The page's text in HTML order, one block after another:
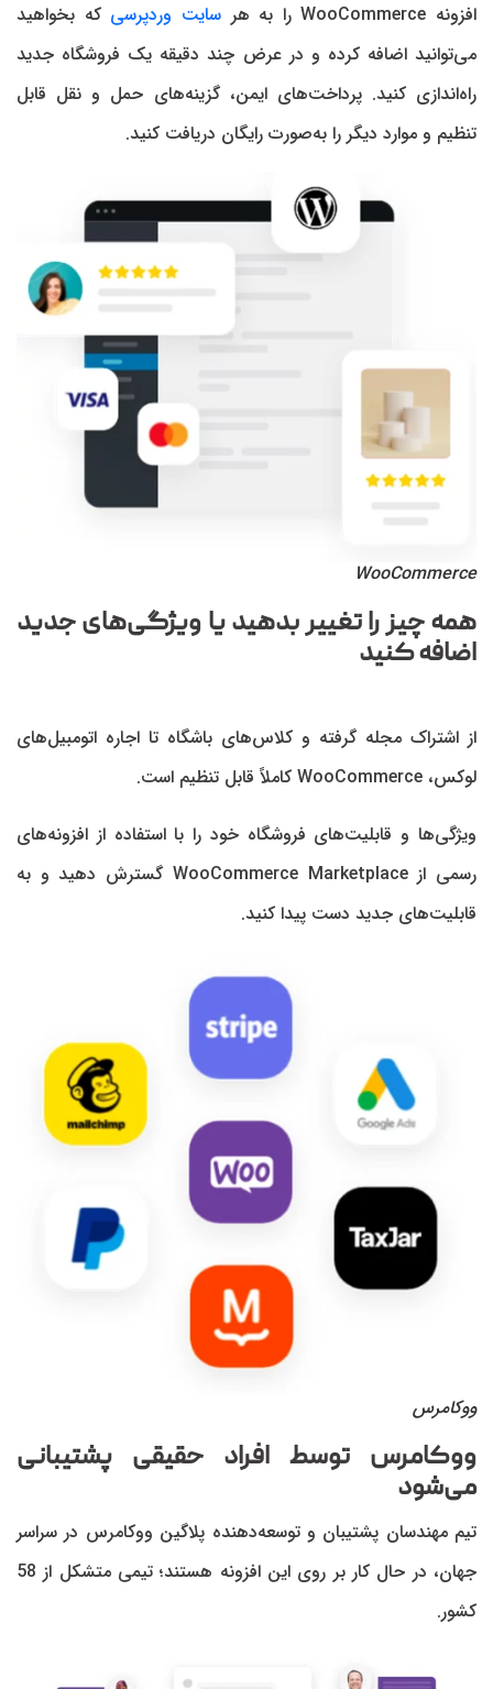
افزونه WooCommerce را به هر سایت وردپرسی که بخواهید
می‌توانید اضافه کرده و در عرض چند دقیقه یک فروشگاه جدید
راه‌اندازی کنید. پرداخت‌های ایمن، گزینه‌های حمل و نقل قابل
تنظیم و موارد دیگر را به‌صورت رایگان دریافت کنید.
WooCommerce
همه چیز را تغییر بدهید یا ویژگی‌های جدید
اضافه کنید
از اشتراک‌ مجله گرفته و کلاس‌های باشگاه تا اجاره اتومبیل‌های
لوکس، WooCommerce کاملاً قابل تنظیم است.
ویژگی‌ها و قابلیت‌های فروشگاه خود را با استفاده از افزونه‌های
رسمی از WooCommerce Marketplace گسترش دهید و به
قابلیت‌های جدید دست پیدا کنید.
ووکامرس
ووکامرس توسط افراد حقیقی پشتیبانی
می‌شود
تیم مهندسان پشتیبان و توسعه‌دهنده پلاگین ووکامرس در سراسر
جهان، در حال کار بر روی این افزونه هستند؛ تیمی متشکل از 58
کشور.